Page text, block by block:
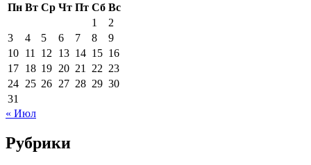
Пн Вт Ср Чт Пт Сб Вс
1
2
3
4 5 6 7 8
9
10 11 12 13 14 15 16
17 18 19 20 21 22 23
24 25 26 27 28 29 30
31
« Июл
Рубрики